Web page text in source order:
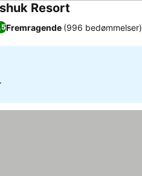
Resort
Fremragende (996 bedømmelser)